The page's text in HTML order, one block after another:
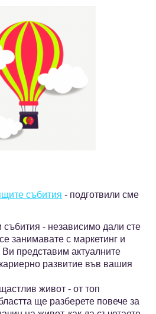
събития - подготвили сме
- независимо дали сте
занимавате с маркетинг и
представим актуалните
развитие във вашия
живот - от топ
ще разберете повече за